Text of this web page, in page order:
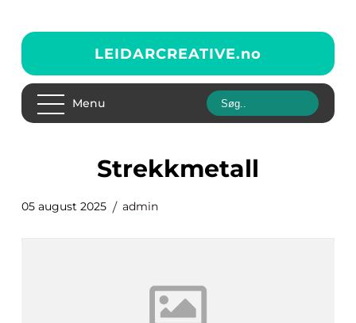
LEIDARCREATIVE.no
Menu
strekkmetall
05 august 2025 admin